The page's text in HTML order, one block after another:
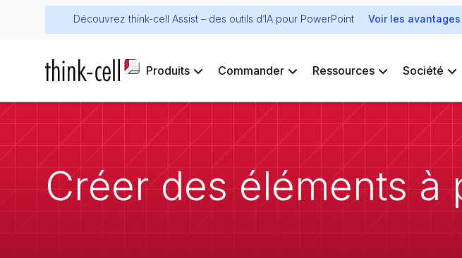
Découvrez think-cell Assist – des outils d’IA pour PowerPoint Voir les avantages
Produits Commander Ressources Société
Créer des éléments à